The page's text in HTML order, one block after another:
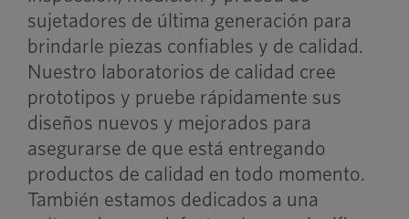
sujetadores de última generación para
brindarle piezas confiables y de calidad.
Nuestro laboratorios de calidad cree
prototipos y pruebe rápidamente sus
diseños nuevos y mejorados para
asegurarse de que está entregando
productos de calidad en todo momento.
También estamos dedicados a una